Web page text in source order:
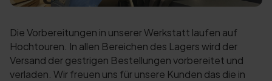
Die Vorbereitungen in unserer Werkstatt laufen auf
Hochtouren. In allen Bereichen des Lagers wird der
Versand der gestrigen Bestellungen vorbereitet und
verladen. Wir freuen uns für unsere Kunden das die in